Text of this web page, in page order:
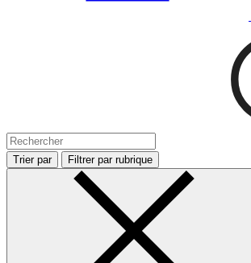
Trier par Filtrer par rubrique